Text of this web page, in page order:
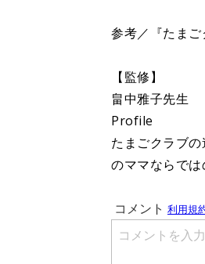
参考／『たま
【監修】
畠中雅子先生
Profile
たまごクラブ
のママならでは